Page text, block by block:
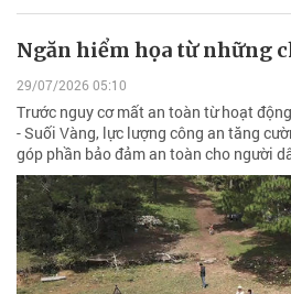
Ngăn hiểm họa từ những
29/07/2026 05:10
Trước nguy cơ mất an toàn từ hoạt
- Suối Vàng, lực lượng công an tăng
góp phần bảo đảm an toàn cho người